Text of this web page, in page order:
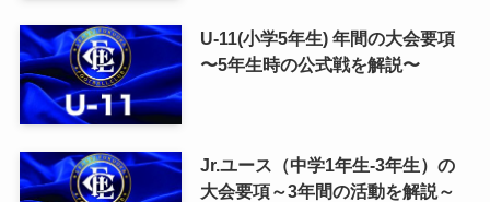
U-11(小学5年生) 年間の大会要項
〜5年生時の公式戦を解説〜
Jr.ユース（中学1年生-3年生）の
大会要項～3年間の活動を解説～